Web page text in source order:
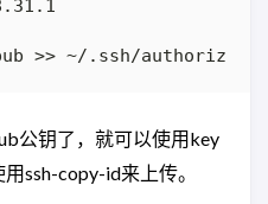
公钥了，就可以使用key
ssh-copy-id来上传。